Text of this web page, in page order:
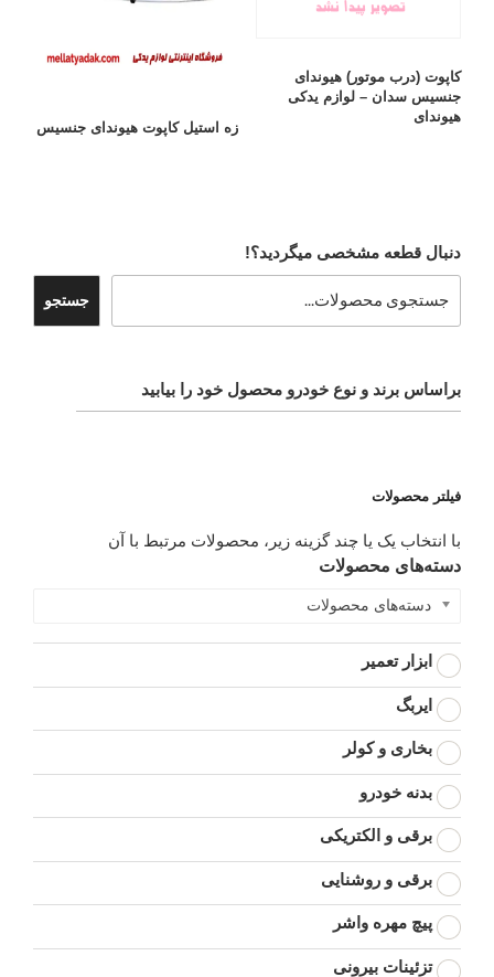
کاپوت (درب موتور) هیوندای
جنسیس سدان – لوازم یدکی
هیوندای
زه استیل کاپوت هیوندای جنسیس
دنبال قطعه مشخصی میگردید؟!
جستجو
براساس برند و نوع خودرو محصول خود را بیابید
فیلتر محصولات
با انتخاب یک یا چند گزینه زیر، محصولات مرتبط با آن
دسته‌های محصولات
دسته‌های محصولات
ابزار تعمیر
ایربگ
بخاری و کولر
بدنه خودرو
برقی و الکتریکی
برقی و روشنایی
پیچ مهره واشر
تزئینات بیرونی